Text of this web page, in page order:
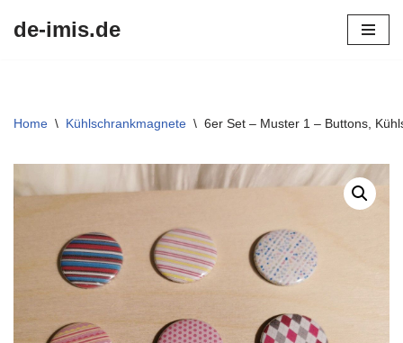
de-imis.de
Home \ Kühlschrankmagnete \ 6er Set – Muster 1 – Buttons,